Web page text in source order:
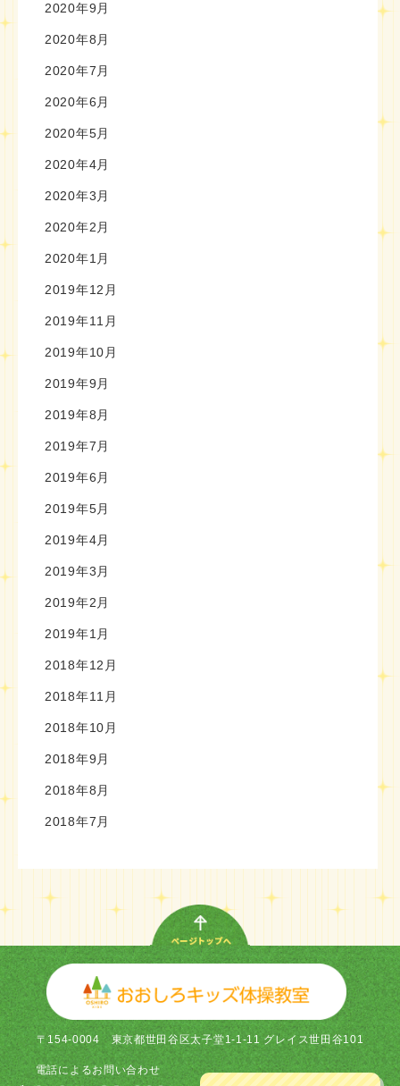
2020年9月
2020年8月
2020年7月
2020年6月
2020年5月
2020年4月
2020年3月
2020年2月
2020年1月
2019年12月
2019年11月
2019年10月
2019年9月
2019年8月
2019年7月
2019年6月
2019年5月
2019年4月
2019年3月
2019年2月
2019年1月
2018年12月
2018年11月
2018年10月
2018年9月
2018年8月
2018年7月
〒154-0004東京都世田谷区太子堂1-1-11 グレイス世田谷101
電話によるお問い合わせ